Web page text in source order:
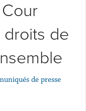
de
de presse